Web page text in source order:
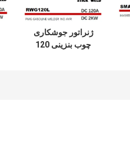
ژنراتور جوشکاری
چوب بنزینی 120